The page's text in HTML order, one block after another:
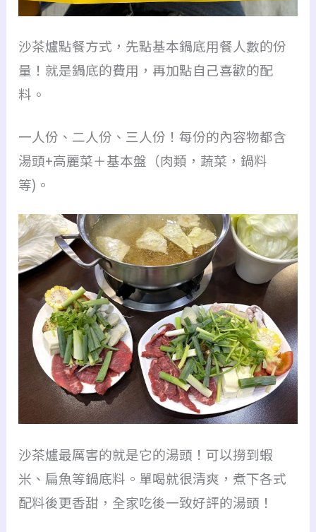
沙茶爐點餐方式，先點基本鍋底用餐人數的份
量！就是鍋底的費用，再加點自己喜歡的配
料。
一人份、二人份、三人份！每份的內容物都含
湯頭+高麗菜＋基本盤（肉類，蔬菜，鍋料
等)。
沙茶爐最厲害的就是它的湯頭！可以撈到蝦
米、扁魚等鍋底料。單喝就很清爽，煮下各式
配料後更香甜，全家吃後一致好評的湯頭！